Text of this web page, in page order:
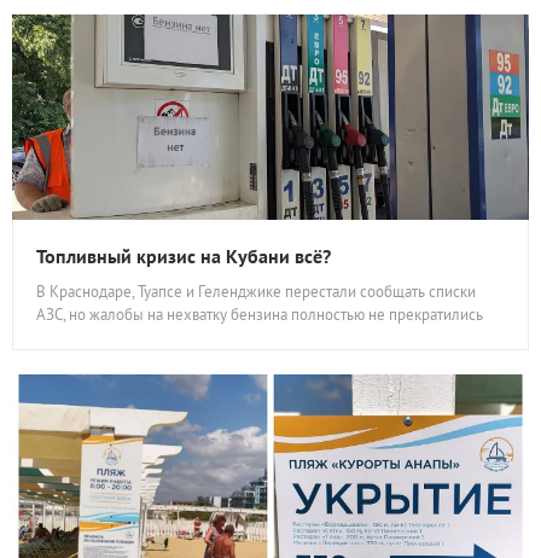
Топливный кризис на Кубани всё?
В Краснодаре, Туапсе и Геленджике перестали сообщать списки
АЗС, но жалобы на нехватку бензина полностью не прекратились